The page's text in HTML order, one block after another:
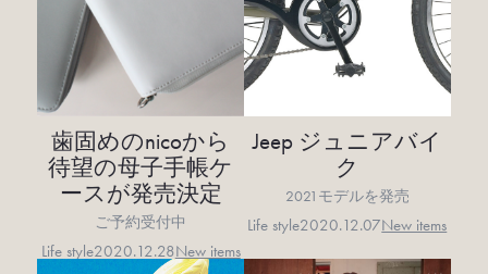
歯固めのnicoから
待望の母子手帳ケ
ースが発売決定
ご予約受付中
Life style2020.12.28New items
Jeep ジュニアバイ
ク
2021モデルを発売
Life style2020.12.07New items